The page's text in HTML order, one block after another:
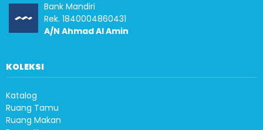
Bank Mandiri
Rek. 1840004860431
A/N Ahmad Al Amin
KOLEKSI
Katalog
Ruang Tamu
Ruang Makan